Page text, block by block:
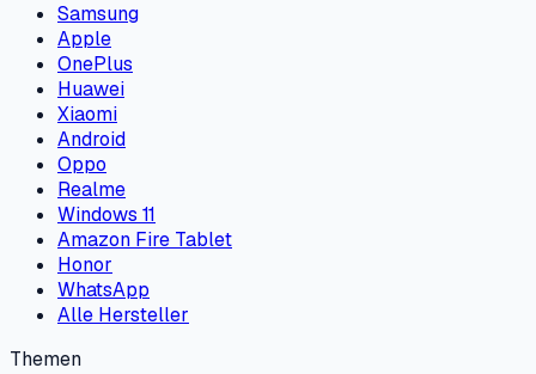
Samsung
Apple
OnePlus
Huawei
Xiaomi
Android
Oppo
Realme
Windows 11
Amazon Fire Tablet
Honor
WhatsApp
Alle Hersteller
Themen